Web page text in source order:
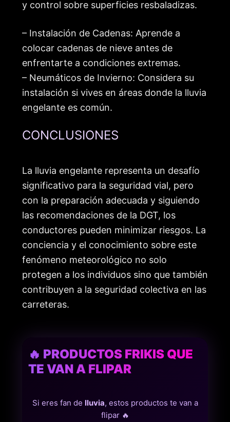
y control sobre superficies resbaladizas.
– Instalación de Cadenas: Aprende a
colocar cadenas de nieve antes de
enfrentarte a condiciones extremas.
– Neumáticos de Invierno: Considera su
instalación si vives en áreas donde la lluvia
engelante es común.
CONCLUSIONES
La lluvia engelante representa un desafío
significativo para la seguridad vial, pero
con la preparación adecuada y siguiendo
las recomendaciones de la DGT, los
conductores pueden minimizar riesgos. La
conciencia y el conocimiento sobre este
fenómeno meteorológico no solo
protegen a los individuos sino que también
contribuyen a la seguridad colectiva en las
carreteras.
🔥 PRODUCTOS FRIKIS QUE
TE VAN A FLIPAR
Si eres fan de lluvia, estos productos te van a
flipar 🔥